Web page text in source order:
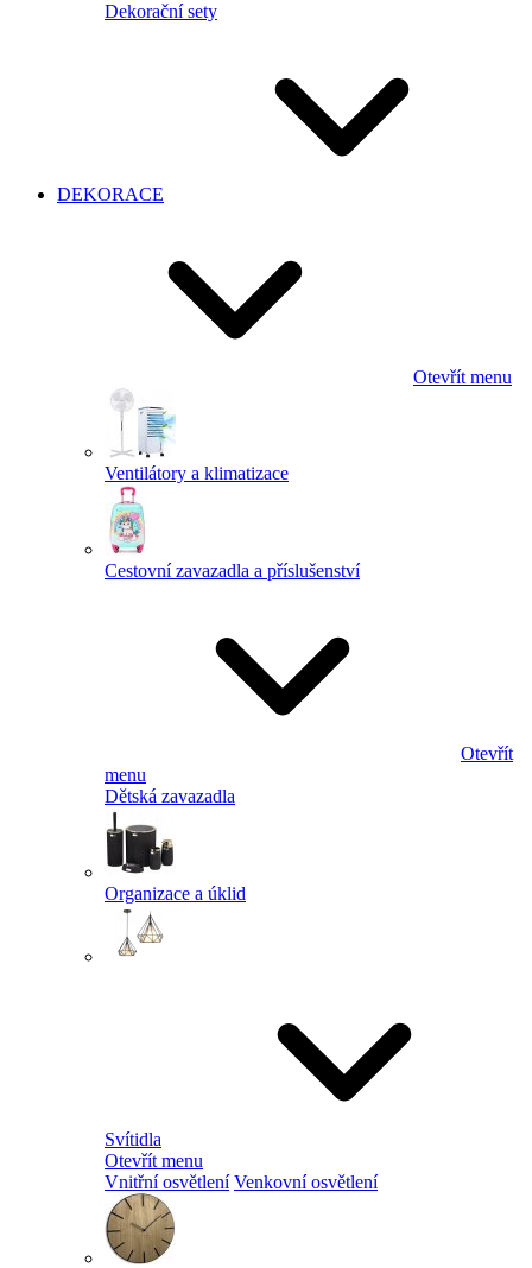
Dekorační sety
DEKORACE
Otevřít menu
Ventilátory a klimatizace
Cestovní zavazadla a příslušenství
Otevřít
menu
Dětská zavazadla
Organizace a úklid
Svítidla
Otevřít menu
Vnitřní osvětlení Venkovní osvětlení